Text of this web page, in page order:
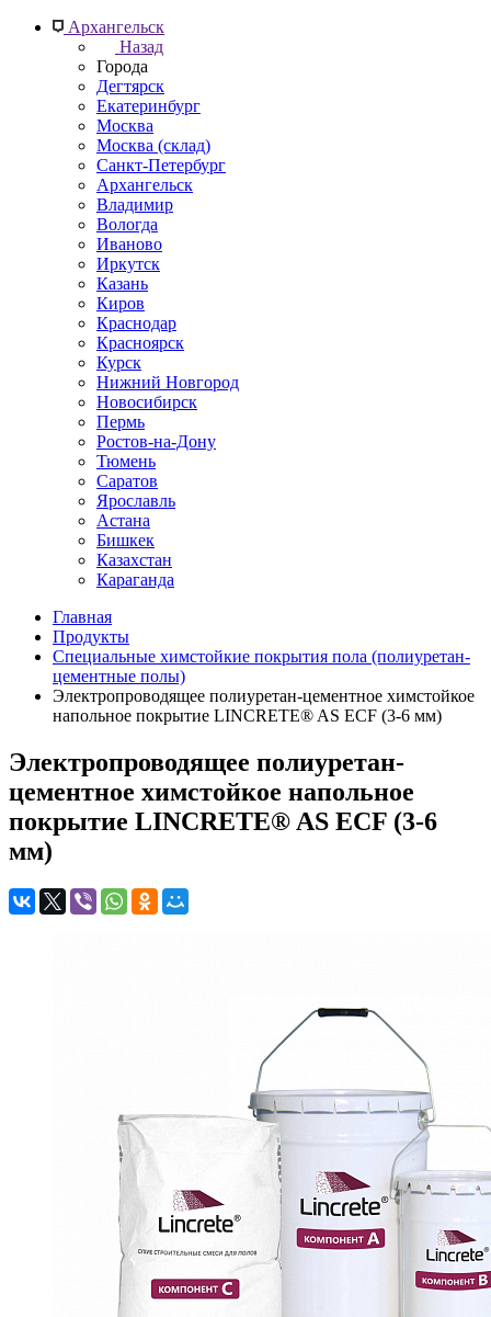
Архангельск
Назад
Города
Дегтярск
Екатеринбург
Москва
Москва (склад)
Санкт-Петербург
Архангельск
Владимир
Вологда
Иваново
Иркутск
Казань
Киров
Краснодар
Красноярск
Курск
Нижний Новгород
Новосибирск
Пермь
Ростов-на-Дону
Тюмень
Саратов
Ярославль
Астана
Бишкек
Казахстан
Караганда
Главная
Продукты
Специальные химстойкие покрытия пола (полиуретан-
цементные полы)
Электропроводящее полиуретан-цементное химстойкое
напольное покрытие LINCRETE® AS ECF (3-6 мм)
Электропроводящее полиуретан-
цементное химстойкое напольное
покрытие LINCRETE® AS ECF (3-6
мм)